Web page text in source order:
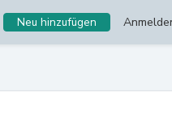
Neu hinzufügen